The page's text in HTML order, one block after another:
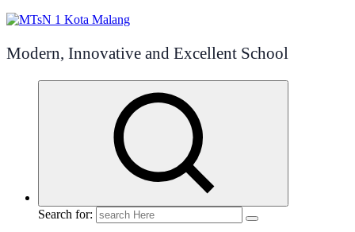
Modern, Innovative and Excellent School
Search for: